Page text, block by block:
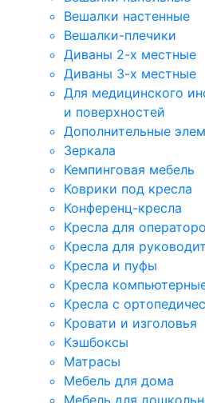
Вешалки настенные
Вешалки-плечики
Диваны 2-х местные
Диваны 3-х местные
Для медицинского
и поверхностей
Дополнительные
Зеркала
Кемпинговая мебель
Коврики под кресла
Конференц-кресла
Кресла для
Кресла для
Кресла и пуфы
Кресла
Кресла с
Кровати и изголовья
Кэшбоксы
Матрасы
Мебель для дома
Мебель для